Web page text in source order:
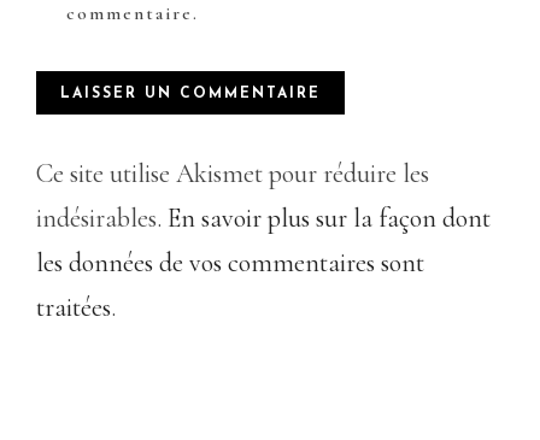
commentaire.
Ce site utilise Akismet pour réduire les
indésirables. En savoir plus sur la façon dont
les données de vos commentaires sont
traitées.